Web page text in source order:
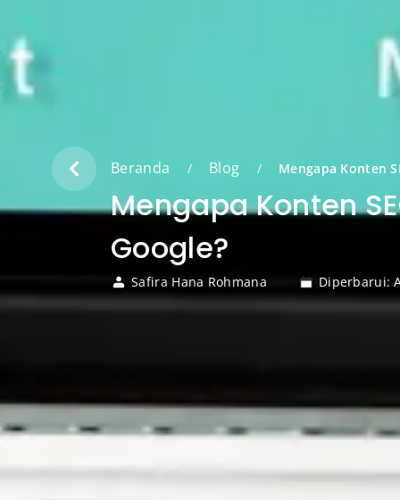
Beranda / Blog / Mengapa Konten
Mengapa Konten
Google?
Safira Hana Rohmana Diperbarui: